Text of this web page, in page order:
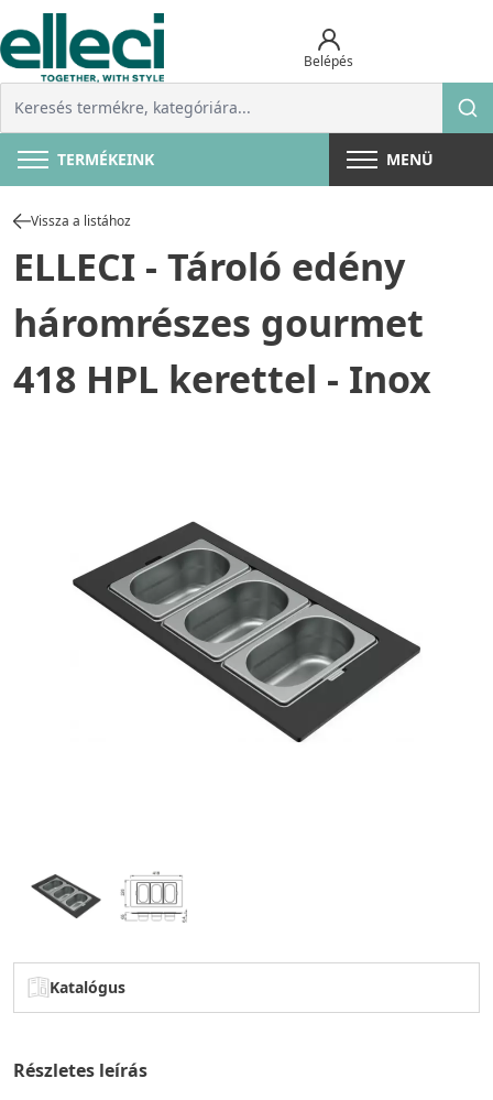
Belépés
TERMÉKEINK MENÜ
Vissza a listához
ELLECI - Tároló edény
háromrészes gourmet
418 HPL kerettel - Inox
Katalógus
Részletes leírás